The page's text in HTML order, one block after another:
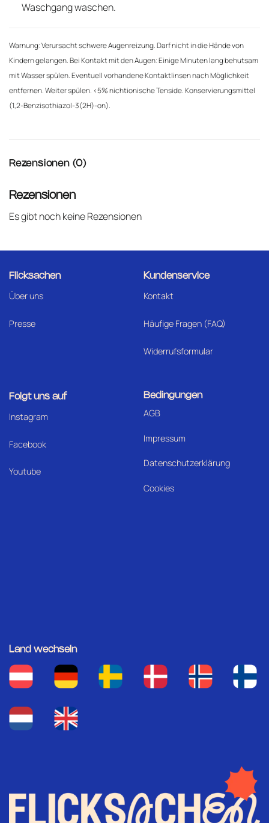
Waschgang waschen.
Warnung: Verursacht schwere Augenreizung. Darf nicht in die Hände von
Kindern gelangen. Bei Kontakt mit den Augen: Einige Minuten lang behutsam
mit Wasser spülen. Eventuell vorhandene Kontaktlinsen nach Möglichkeit
entfernen. Weiter spülen. <5% nichtionische Tenside. Konservierungsmittel
(1,2-Benzisothiazol-3(2H)-on).
Rezensionen (0)
Rezensionen
Es gibt noch keine Rezensionen
Flicksachen
Über uns
Presse
Kundenservice
Kontakt
Häufige Fragen (FAQ)
Widerrufsformular
Folgt uns auf
Instagram
Facebook
Youtube
Bedingungen
AGB
Impressum
Datenschutzerklärung
Cookies
Land wechseln